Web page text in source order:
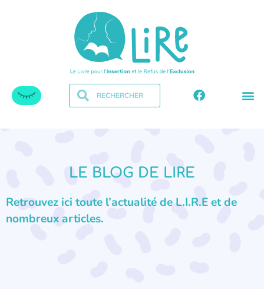
LE BLOG DE LIRE
Retrouvez ici toute l’actualité de L.I.R.E et de
nombreux articles.